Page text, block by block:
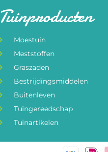
Tuinproducten
Moestuin
Meststoffen
Graszaden
Bestrijdingsmiddelen
Buitenleven
Tuingereedschap
Tuinartikelen